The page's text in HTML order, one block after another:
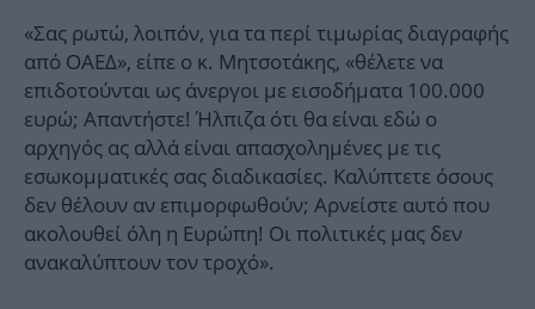
«Σας ρωτώ, λοιπόν, για τα περί τιμωρίας διαγραφής
από ΟΑΕΔ», είπε ο κ. Μητσοτάκης, «θέλετε να
επιδοτούνται ως άνεργοι με εισοδήματα 100.000
ευρώ; Απαντήστε! Ήλπιζα ότι θα είναι εδώ ο
αρχηγός ας αλλά είναι απασχολημένες με τις
εσωκομματικές σας διαδικασίες. Καλύπτετε όσους
δεν θέλουν αν επιμορφωθούν; Αρνείστε αυτό που
ακολουθεί όλη η Ευρώπη! Οι πολιτικές μας δεν
ανακαλύπτουν τον τροχό».